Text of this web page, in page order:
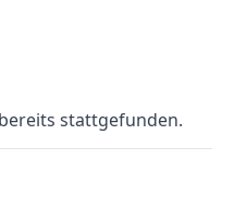
stattgefunden.